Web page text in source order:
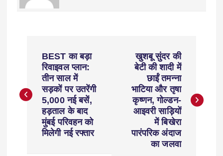
BEST का बड़ा
रिवाइवल प्लान:
तीन साल में
सड़कों पर उतरेंगी
5,000 नई बसें,
हड़ताल के बाद
मुंबई परिवहन को
मिलेगी नई रफ्तार
खुशबू सुंदर की
बेटी की शादी में
छाईं तमन्ना
भाटिया और तृषा
कृष्णन, गोल्डन-
आइवरी साड़ियों
में बिखेरा
पारंपरिक अंदाज
का जलवा